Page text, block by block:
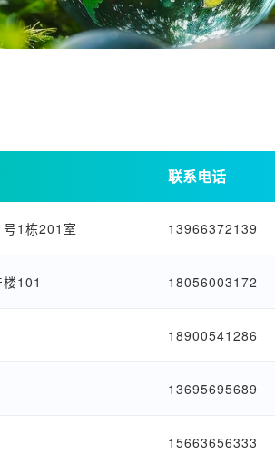
联系电话
1栋201室 13966372139
101 18056003172
18900541286
13695695689
15663656333